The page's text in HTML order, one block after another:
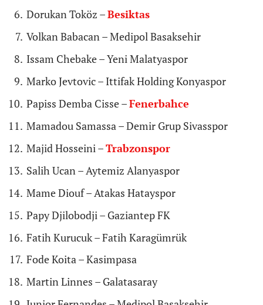
Dorukan Toköz –Besiktas
Volkan Babacan – Medipol Basaksehir
Issam Chebake – Yeni Malatyaspor
Marko Jevtovic – Ittifak Holding Konyaspor
Papiss Demba Cisse –Fenerbahce
Mamadou Samassa – Demir Grup Sivasspor
Majid Hosseini –Trabzonspor
Salih Ucan – Aytemiz Alanyaspor
Mame Diouf – Atakas Hatayspor
Papy Djilobodji – Gaziantep FK
Fatih Kurucuk – Fatih Karagümrük
Fode Koita – Kasimpasa
Martin Linnes – Galatasaray